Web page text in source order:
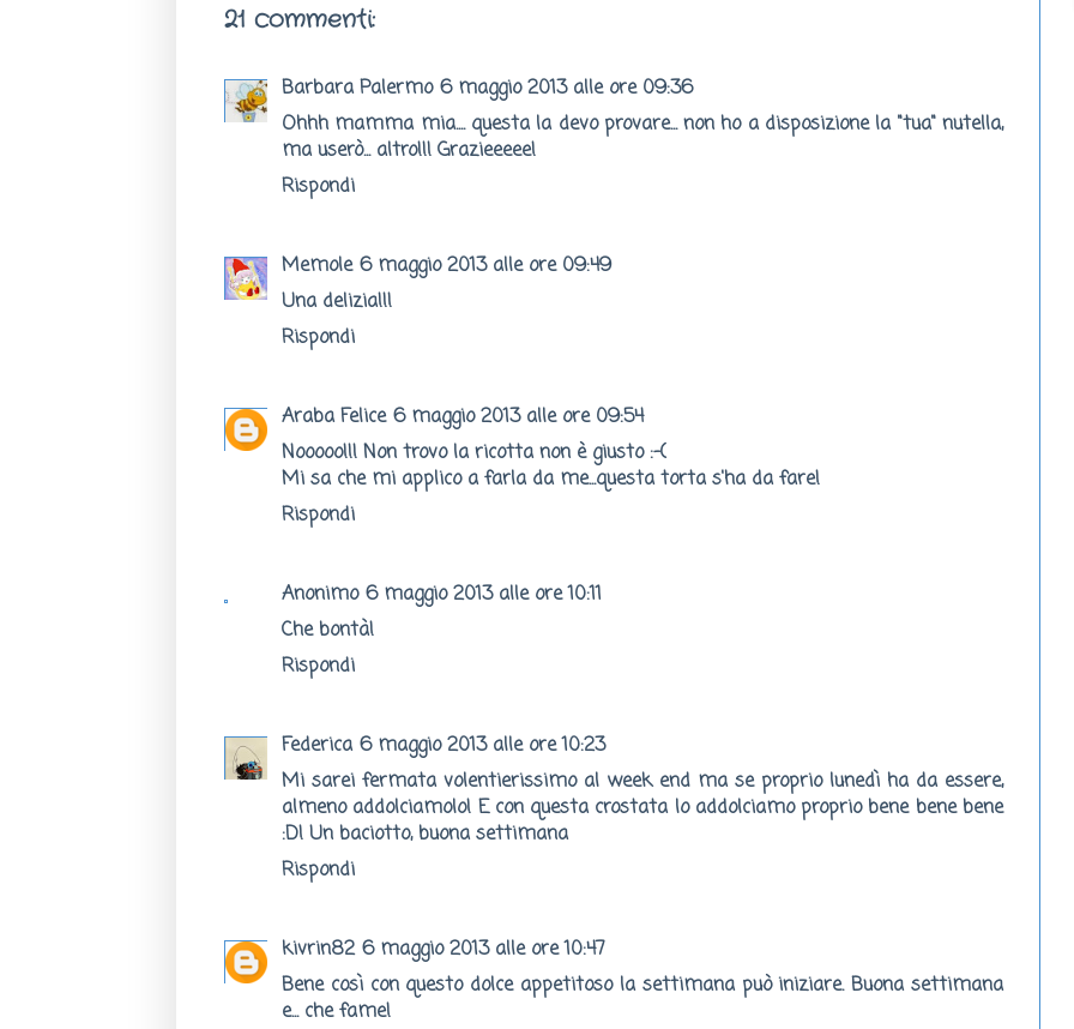
21 commenti:
Barbara Palermo 6 maggio 2013 alle ore 09:36
Ohhh mamma mia.... questa la devo provare... non ho a disposizione la "tua" nutella,
ma userò... altro!!! Grazieeeee!
Rispondi
Memole 6 maggio 2013 alle ore 09:49
Una delizia!!!
Rispondi
Araba Felice 6 maggio 2013 alle ore 09:54
Nooooo!!! Non trovo la ricotta non è giusto :-(
Mi sa che mi applico a farla da me...questa torta s'ha da fare!
Rispondi
Anonimo 6 maggio 2013 alle ore 10:11
Che bontà!
Rispondi
Federica 6 maggio 2013 alle ore 10:23
Mi sarei fermata volentierissimo al week end ma se proprio lunedì ha da essere,
almeno addolciamolo! E con questa crostata lo addolciamo proprio bene bene bene
:D! Un baciotto, buona settimana
Rispondi
kivrin82 6 maggio 2013 alle ore 10:47
Bene così con questo dolce appetitoso la settimana può iniziare. Buona settimana
e... che fame!